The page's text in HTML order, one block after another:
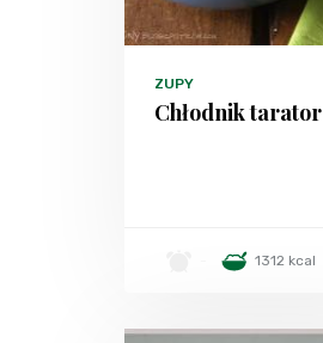
ZUPY
Chłodnik tarator
1312 kcal